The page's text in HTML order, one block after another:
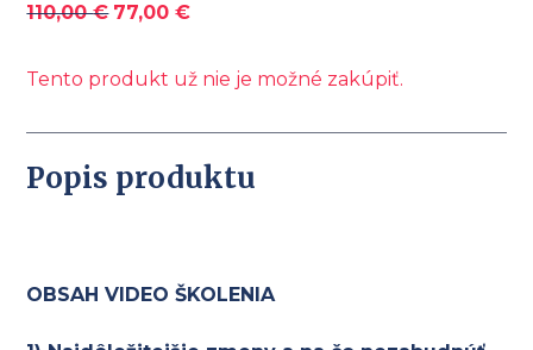
110,00€ 77,00€
Tento produkt už nie je možné zakúpiť.
Popis produktu
OBSAH VIDEO ŠKOLENIA